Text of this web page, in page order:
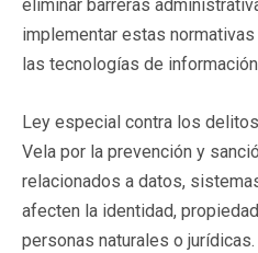
eliminar barreras
implementar estas
las tecnologías de
Ley especial contra los
Vela por la prevención y
relacionados a datos,
afecten la identidad,
personas naturales o jurídicas.